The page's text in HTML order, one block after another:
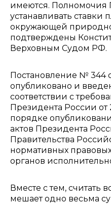
имеются. Полномочия
устанавливать ставки
окружающей
подтверждены
Верховным Судом РФ.
Постановление № 344
опубликовано и
соответствии с
Президента России от
порядке
актов Президента
Правительства
нормативных
органов
Вместе с тем, считать
мешает одно весьма